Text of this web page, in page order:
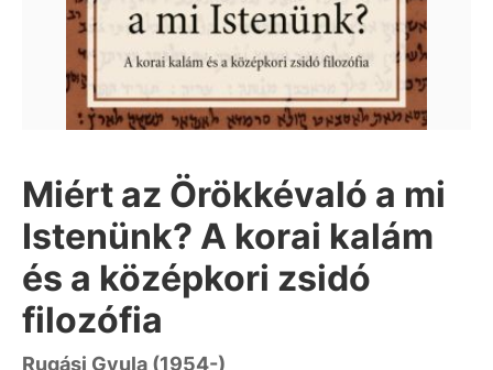
Miért az Örökkévaló a mi
Istenünk? A korai kalám
és a középkori zsidó
filozófia
Rugási Gyula (1954-)